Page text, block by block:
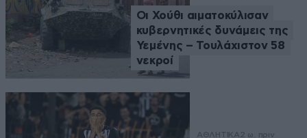
Οι Χούθι αιματοκύλισαν
κυβερνητικές δυνάμεις της
Υεμένης – Τουλάχιστον 58
νεκροί
ΑΘΛΗΤΙΚΑ2 ω. πριν